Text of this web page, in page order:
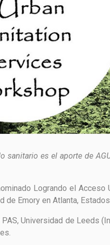
sanitario es el aporte de
Logrando el Acceso
de Emory en Atlanta,
Universidad de Leeds